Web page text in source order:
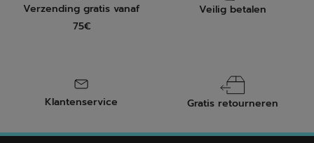
Verzending gratis vanaf
75€
Veilig betalen
Klantenservice Gratis retourneren